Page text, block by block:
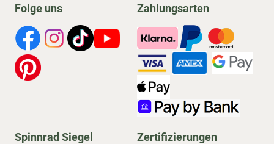
Folge uns Zahlungsarten
Spinnrad Siegel Zertifizierungen